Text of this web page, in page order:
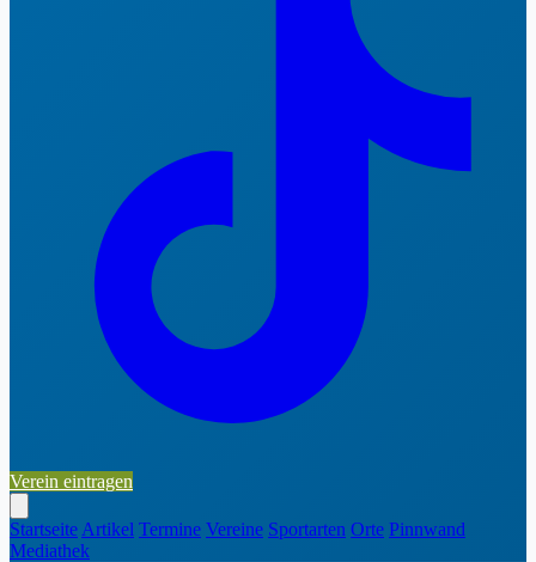
Verein eintragen
Startseite Artikel Termine Vereine Sportarten Orte Pinnwand
Mediathek